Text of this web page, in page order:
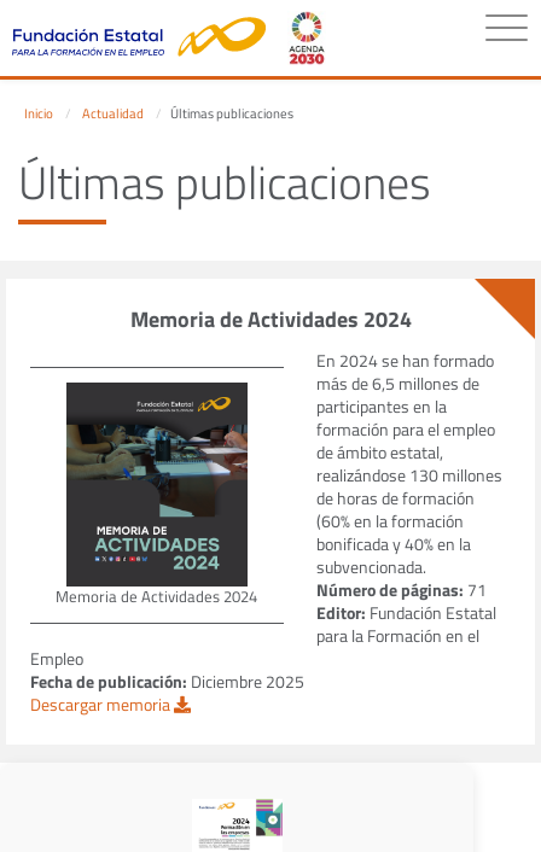
Inicio Actualidad Últimas publicaciones
Últimas publicaciones
Memoria de Actividades 2024
Memoria de Actividades 2024
En 2024 se han formado
más de 6,5 millones de
participantes en la
formación para el empleo
de ámbito estatal,
realizándose 130 millones
de horas de formación
(60% en la formación
bonificada y 40% en la
subvencionada.
Número de páginas: 71
Editor: Fundación Estatal
para la Formación en el
Empleo
Fecha de publicación: Diciembre 2025
Descargar memoria